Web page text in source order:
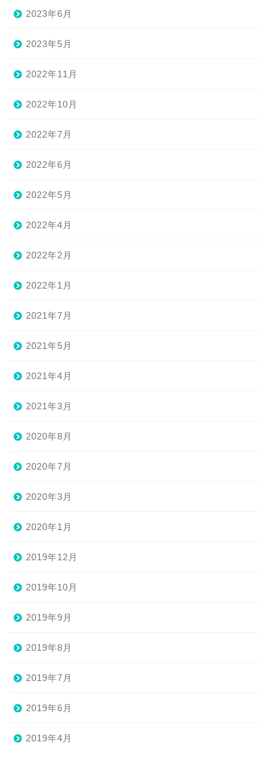
2023年6月
2023年5月
2022年11月
2022年10月
2022年7月
2022年6月
2022年5月
2022年4月
2022年2月
2022年1月
2021年7月
2021年5月
2021年4月
2021年3月
2020年8月
2020年7月
2020年3月
2020年1月
2019年12月
2019年10月
2019年9月
2019年8月
2019年7月
2019年6月
2019年4月